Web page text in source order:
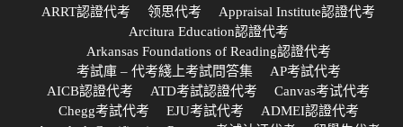
ARRT認證代考
领思代考
Appraisal Institute認證代考
Arcitura Education認證代考
Arkansas Foundations of Reading認證代考
考試庫 – 代考綫上考試問答集
AP考試代考
AICB認證代考
ATD考試認證代考
Canvas考试代考
Chegg考試代考
EJU考試代考
ADMEI認證代考